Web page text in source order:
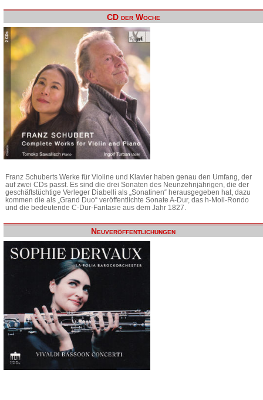
CD der Woche
Franz Schuberts Werke für Violine und Klavier haben genau den Umfang, der
auf zwei CDs passt. Es sind die drei Sonaten des Neunzehnjährigen, die der
geschäftstüchtige Verleger Diabelli als „Sonatinen“ herausgegeben hat, dazu
kommen die als „Grand Duo“ veröffentlichte Sonate A-Dur, das h-Moll-Rondo
und die bedeutende C-Dur-Fantasie aus dem Jahr 1827.
Neuveröffentlichungen